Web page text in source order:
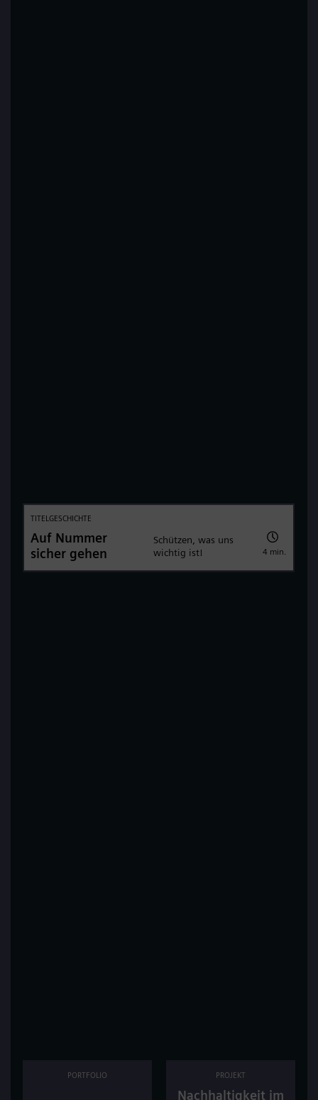
TITELGESCHICHTE
Auf Nummer
sicher gehen
Schützen, was uns
wichtig ist!
4 min.
PORTFOLIO PROJEKT
Nachhaltigkeit im